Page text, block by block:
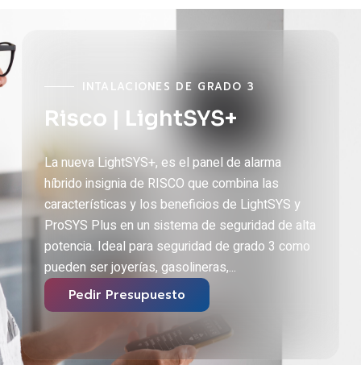
INTALACIONES DE GRADO 3
Risco | LightSYS+
La nueva LightSYS+, es el panel de alarma
híbrido insignia de RISCO que combina las
características y los beneficios de LightSYS y
ProSYS Plus en un sistema de seguridad de alta
potencia. Ideal para seguridad de grado 3 como
pueden ser joyerías, gasolineras,...
Pedir Presupuesto